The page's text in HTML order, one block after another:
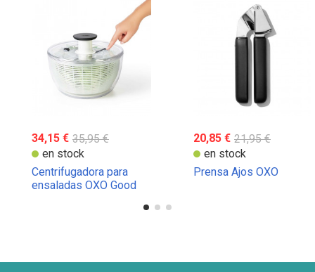
34,15 € 35,95 €
en stock
Centrifugadora para
ensaladas OXO Good
20,85 € 21,95 €
en stock
Prensa Ajos OXO